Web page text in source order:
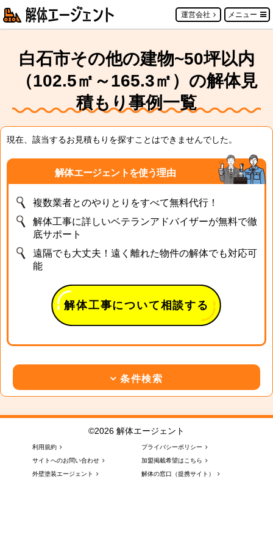
運営会社 メニュー
白石市その他の建物~50坪以内
（102.5㎡～165.3㎡）の解体見
積もり事例一覧
現在、該当するお見積もりを探すことはできませんでした。
解体エージェントを使う理由
複数業者とのやりとりをすべて無料代行！
解体工事に詳しいベテランアドバイザーが無料で徹
底サポート
遠隔でも大丈夫！遠く離れた物件の解体でも対応可
能
解体工事について相談する
条件検索
©2026 解体エージェント
利用規約
プライバシーポリシー
サイトへのお問い合わせ
加盟掲載希望はこちら
外壁塗装エージェント
解体の窓口（提携サイト）